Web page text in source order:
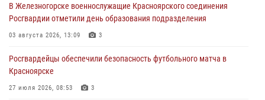
в серии краж из супермаркета
04 августа 2026, 06:50
познакомили отдыхающих детей с тонкостями РХБ защиты
03 августа 2026, 13:12
В Железногорске военнослужащие Красноярского соединения
Росгвардии отметили день образования подразделения
03 августа 2026, 13:09 3
Росгвардейцы обеспечили безопасность футбольного матча в
Красноярске
27 июля 2026, 08:53 3